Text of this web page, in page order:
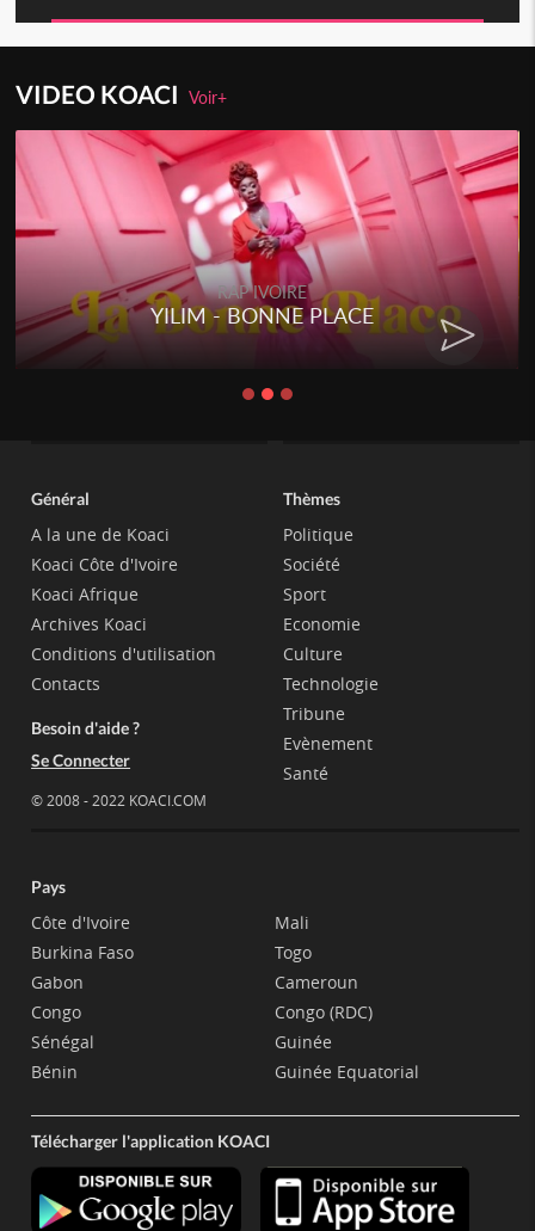
VIDEO KOACIVoir+
RAP IVOIRE
YILIM - BONNE PLACE
Général
A la une de Koaci
Koaci Côte d'Ivoire
Koaci Afrique
Archives Koaci
Conditions d'utilisation
Contacts
Besoin d'aide ?
Se Connecter
© 2008 - 2022 KOACI.COM
Thèmes
Politique
Société
Sport
Economie
Culture
Technologie
Tribune
Evènement
Santé
Pays
Côte d'Ivoire
Burkina Faso
Gabon
Congo
Sénégal
Bénin
Mali
Togo
Cameroun
Congo (RDC)
Guinée
Guinée Equatorial
Télécharger l'application KOACI